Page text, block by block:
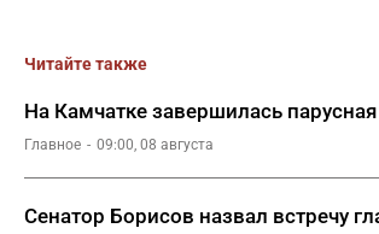
Читайте также
На Камчатке завершилась
Главное 09:00, 08 августа
Сенатор Борисов назвал встречу